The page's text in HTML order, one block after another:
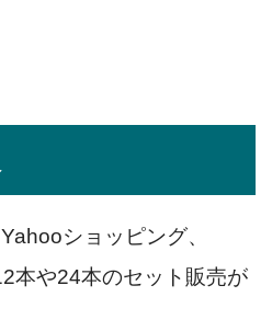
ショッピング、
本や24本のセット販売が